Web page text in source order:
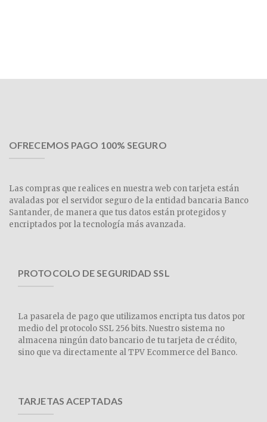
OFRECEMOS PAGO 100% SEGURO
Las compras que realices en nuestra web con tarjeta están
avaladas por el servidor seguro de la entidad bancaria Banco
Santander, de manera que tus datos están protegidos y
encriptados por la tecnología más avanzada.
PROTOCOLO DE SEGURIDAD SSL
La pasarela de pago que utilizamos encripta tus datos por
medio del protocolo SSL 256 bits. Nuestro sistema no
almacena ningún dato bancario de tu tarjeta de crédito,
sino que va directamente al TPV Ecommerce del Banco.
TARJETAS ACEPTADAS